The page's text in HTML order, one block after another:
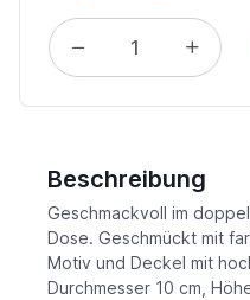
Beschreibung
Geschmackvoll im
Dose. Geschmückt mit
Motiv und Deckel mit
Durchmesser 10 cm,